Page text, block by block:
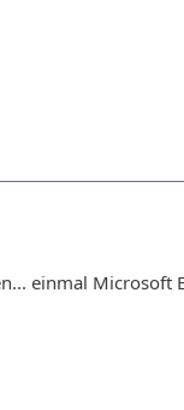
einmal Microsoft